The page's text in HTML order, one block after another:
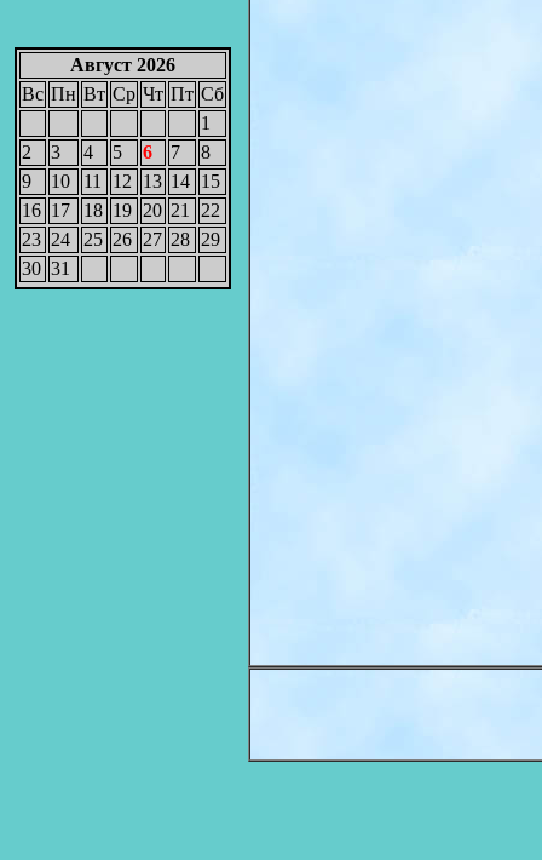
Август 2026
Вс Пн Вт Ср Чт Пт Сб
1
2
3 4 5 6 7
8
9
10 11 12 13 14 15
16 17 18 19 20 21
22
23 24 25 26 27 28 29
30 31